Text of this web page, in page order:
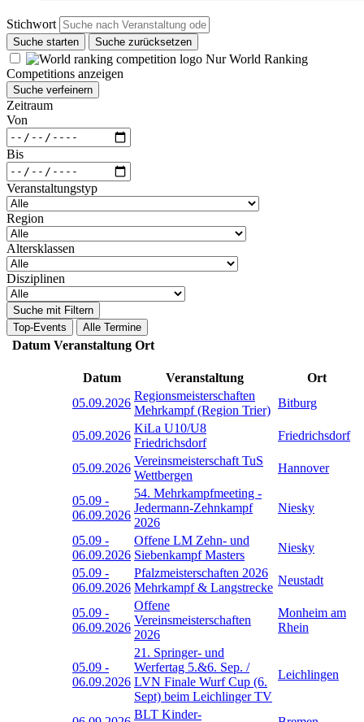
Stichwort
Suche starten Suche zurücksetzen
Nur World Ranking
Competitions anzeigen
Suche verfeinern
Zeitraum
Von
Bis
Veranstaltungstyp
Region
Altersklassen
Disziplinen
Suche mit Filtern
Top-Events
Alle Termine
Datum Veranstaltung Ort
Datum Veranstaltung
Ort
05.09.2026
Regionsmeisterschaften
Mehrkampf (Region Trier)
Bitburg
05.09.2026
KiLa U10/U8
Friedrichsdorf
Friedrichsdorf
05.09.2026
Vereinsmeisterschaft TuS
Wettbergen
Hannover
05.09 -
06.09.2026
54. Mehrkampfmeeting -
Jedermann-Zehnkampf
2026
Niesky
05.09 -
06.09.2026
Offene LM Zehn- und
Siebenkampf Masters
Niesky
05.09 -
06.09.2026
Pfalzmeisterschaften 2026
Mehrkampf & Langstrecke
Neustadt
05.09 -
06.09.2026
Offene
Vereinsmeisterschaften
2026
Monheim am
Rhein
05.09 -
06.09.2026
21. Springer- und
Werfertag 5.&6. Sep. /
LVN Finale Wurf Cup (6.
Sept) beim Leichlinger TV
Leichlingen
BLT Kinder-